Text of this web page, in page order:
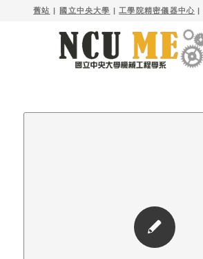
舊站 | 國立中央大學 | 工學院精密儀器中心 |